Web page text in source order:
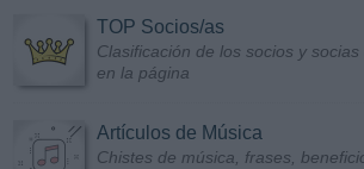
TOP Socios/as
Clasificación de los socios y
en la página
Artículos de Música
Chistes de música, frases,